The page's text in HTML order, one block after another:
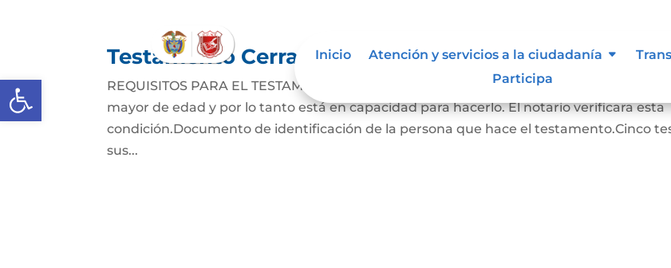
Abrir barra de herramientas
Inicio Atención y servicios a la ciudadanía
Participa
Testamento Cerrado
REQUISITOS PARA EL TESTAMENTO CERRADO: La persona que hace este testamento
mayor de edad y por lo tanto está en capacidad para hacerlo. El notario verificara esta
condición.Documento de identificación de la persona que hace el testamento.Cinco
sus...